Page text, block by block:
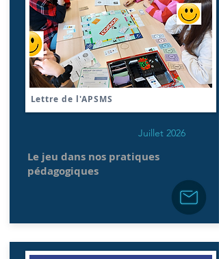
Lettre de l'APSMS
Juillet 2026
Le jeu dans nos pratiques
pédagogiques